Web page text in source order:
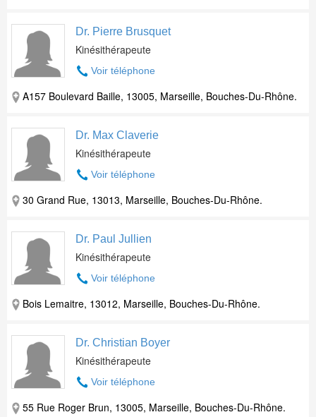
Dr. Pierre Brusquet
Kinésithérapeute
Voir téléphone
A157 Boulevard Baille, 13005, Marseille, Bouches-Du-Rhône.
Dr. Max Claverie
Kinésithérapeute
Voir téléphone
30 Grand Rue, 13013, Marseille, Bouches-Du-Rhône.
Dr. Paul Jullien
Kinésithérapeute
Voir téléphone
Bois Lemaitre, 13012, Marseille, Bouches-Du-Rhône.
Dr. Christian Boyer
Kinésithérapeute
Voir téléphone
55 Rue Roger Brun, 13005, Marseille, Bouches-Du-Rhône.